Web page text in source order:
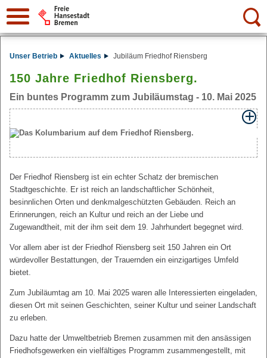
Suche:
Unser Betrieb Aktuelles Jubiläum Friedhof Riensberg
150 Jahre Friedhof Riensberg.
Ein buntes Programm zum Jubiläumstag - 10. Mai 2025
Der Friedhof Riensberg ist ein echter Schatz der bremischen
Stadtgeschichte. Er ist reich an landschaftlicher Schönheit,
besinnlichen Orten und denkmalgeschützten Gebäuden. Reich an
Erinnerungen, reich an Kultur und reich an der Liebe und
Zugewandtheit, mit der ihm seit dem 19. Jahrhundert begegnet wird.
Vor allem aber ist der Friedhof Riensberg seit 150 Jahren ein Ort
würdevoller Bestattungen, der Trauernden ein einzigartiges Umfeld
bietet.
Zum Jubiläumtag am 10. Mai 2025 waren alle Interessierten eingeladen,
diesen Ort mit seinen Geschichten, seiner Kultur und seiner Landschaft
zu erleben.
Dazu hatte der Umweltbetrieb Bremen zusammen mit den ansässigen
Friedhofsgewerken ein vielfältiges Programm zusammengestellt, mit